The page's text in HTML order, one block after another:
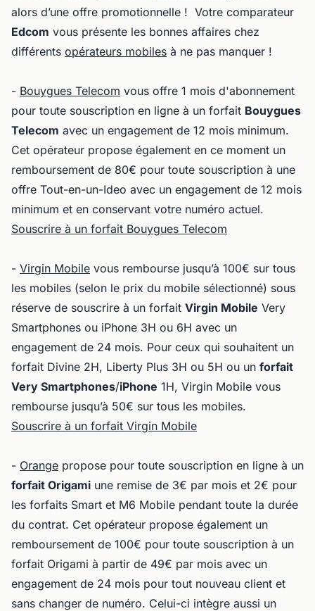
alors d’une offre promotionnelle ! Votre comparateur
Edcom vous présente les bonnes affaires chez
différents opérateurs mobiles à ne pas manquer !
- Bouygues Telecom vous offre 1 mois d'abonnement
pour toute souscription en ligne à un forfait Bouygues
Telecom avec un engagement de 12 mois minimum.
Cet opérateur propose également en ce moment un
remboursement de 80€ pour toute souscription à une
offre Tout-en-un-Ideo avec un engagement de 12 mois
minimum et en conservant votre numéro actuel.
Souscrire à un forfait Bouygues Telecom
- Virgin Mobile vous rembourse jusqu’à 100€ sur tous
les mobiles (selon le prix du mobile sélectionné) sous
réserve de souscrire à un forfait Virgin Mobile Very
Smartphones ou iPhone 3H ou 6H avec un
engagement de 24 mois. Pour ceux qui souhaitent un
forfait Divine 2H, Liberty Plus 3H ou 5H ou un forfait
Very Smartphones/iPhone 1H, Virgin Mobile vous
rembourse jusqu’à 50€ sur tous les mobiles.
Souscrire à un forfait Virgin Mobile
- Orange propose pour toute souscription en ligne à un
forfait Origami une remise de 3€ par mois et 2€ pour
les forfaits Smart et M6 Mobile pendant toute la durée
du contrat. Cet opérateur propose également un
remboursement de 100€ pour toute souscription à un
forfait Origami à partir de 49€ par mois avec un
engagement de 24 mois pour tout nouveau client et
sans changer de numéro. Celui-ci intègre aussi un